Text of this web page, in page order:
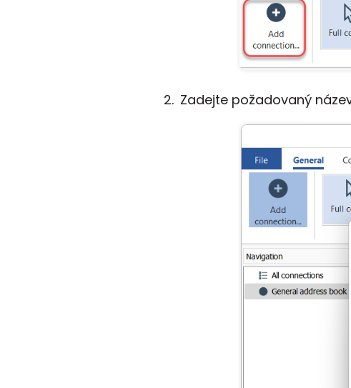
Zadejte požadovaný